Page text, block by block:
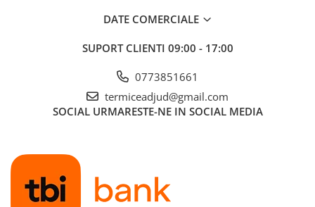
DATE COMERCIALE
SUPORT CLIENTI 09:00 - 17:00
0773851661
termiceadjud@gmail.com
SOCIAL URMARESTE-NE IN SOCIAL MEDIA